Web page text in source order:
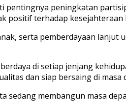
peningkatan
positif terhadap kesejahteraan
serta pemberdayaan
di setiap jenjang
dan siap bersaing di masa
sedang membangun masa